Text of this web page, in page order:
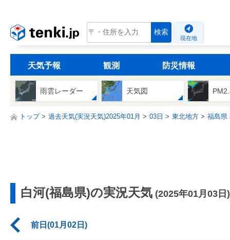
tenki.jp 検索
現在地
天気予報 観測 防災情報
雨雲レーダー 天気図
トップ 過去天気(実況天気)2025年01月 03日 東北地方 福島県
白河(福島県)の実況天気 (2025年01月03日)
前日(01月02日)